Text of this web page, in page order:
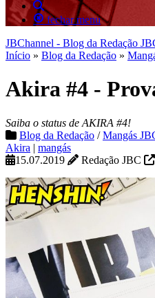
fechar menu
JBChannel - Blog da Redação
Início » Blog da Redação »
Akira #4 -
Saiba o status de AKIRA #4!
Blog da Redação /Mangás
Akira | mangás
15.07.2019
Redação JBC